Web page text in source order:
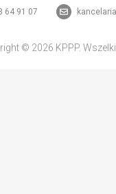
64 91 07
© 2026 KPPP.